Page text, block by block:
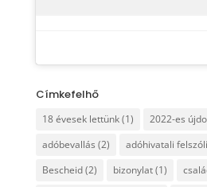
Címkefelhő
18 évesek lettünk(1) 2022-es
adóbevallás (2) adóhivatali
Bescheid(2) bizonylat(1)